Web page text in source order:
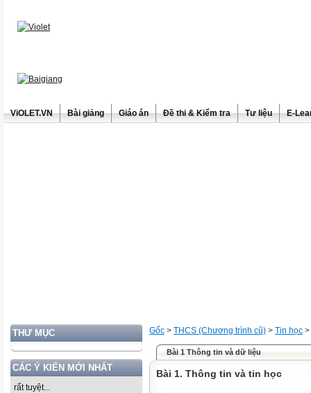
ViOLET.VN Bài giảng Giáo án Đề thi & Kiểm tra Tư liệu E-
THƯ MỤC
CÁC Ý KIẾN MỚI NHẤT
rất tuyệt...
Gốc > THCS (Chương trình cũ) > Tin học >
Bài 1 Thông tin và dữ liệu
Bài 1. Thông tin và tin học